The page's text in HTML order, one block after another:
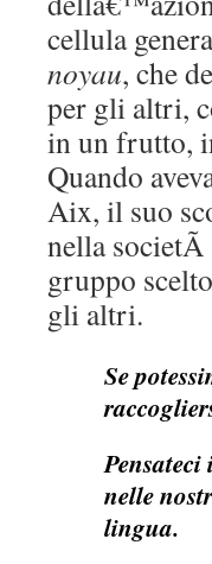
cellula
noyau, che
per gli altri,
in un frutto,
Quando
Aix, il suo
nella
gruppo
gli altri.
Se
Pensateci
nelle
lingua.